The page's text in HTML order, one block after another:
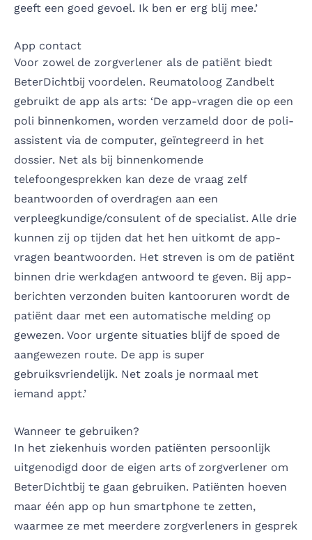
geeft een goed gevoel. Ik ben er erg blij mee.’
App contact
Voor zowel de zorgverlener als de patiënt biedt
BeterDichtbij voordelen. Reumatoloog Zandbelt
gebruikt de app als arts: ‘De app-vragen die op een
poli binnenkomen, worden verzameld door de poli-
assistent via de computer, geïntegreerd in het
dossier. Net als bij binnenkomende
telefoongesprekken kan deze de vraag zelf
beantwoorden of overdragen aan een
verpleegkundige/consulent of de specialist. Alle drie
kunnen zij op tijden dat het hen uitkomt de app-
vragen beantwoorden. Het streven is om de patiënt
binnen drie werkdagen antwoord te geven. Bij app-
berichten verzonden buiten kantooruren wordt de
patiënt daar met een automatische melding op
gewezen. Voor urgente situaties blijf de spoed de
aangewezen route. De app is super
gebruiksvriendelijk. Net zoals je normaal met
iemand appt.’
Wanneer te gebruiken?
In het ziekenhuis worden patiënten persoonlijk
uitgenodigd door de eigen arts of zorgverlener om
BeterDichtbij te gaan gebruiken. Patiënten hoeven
maar één app op hun smartphone te zetten,
waarmee ze met meerdere zorgverleners in gesprek